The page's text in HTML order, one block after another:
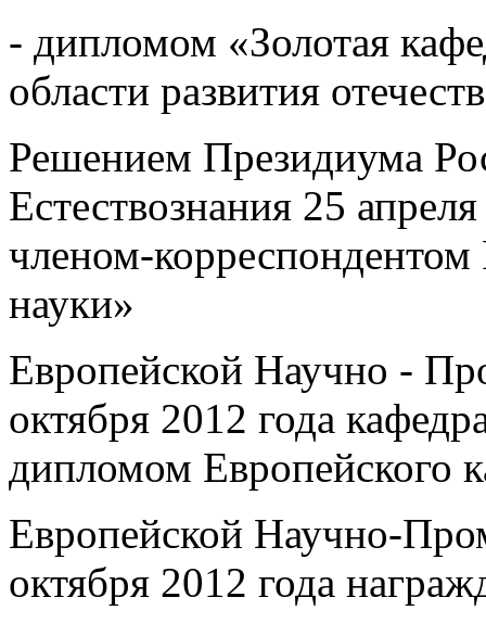
- дипломом «Золотая
области развития
Решением Президиума
Естествознания 25
членом-
науки»
Европейской Научно -
октября 2012 года
дипломом Европейского
Европейской Научно-
октября 2012 года